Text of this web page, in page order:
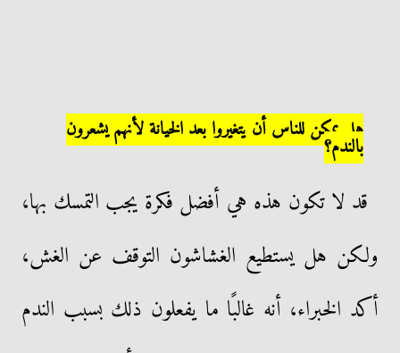
هل يمكن للناس أن يتغيروا بعد الخيانة لأنهم يشعرون
بالندم؟
قد لا تكون هذه هي أفضل فكرة يجب التمسك بها،
ولكن هل يستطيع الغشاشون التوقف عن الغش،
أكد الخبراء، أنه غالبًا ما يفعلون ذلك بسبب الندم